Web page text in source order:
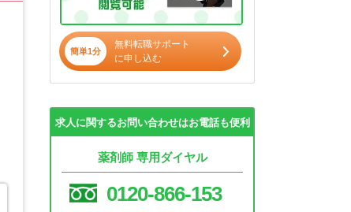
簡単1分
無料転職サポート
に申し込む
求人に関するお問い合わせはお電話も便利
薬剤師 専用ダイヤル
0120-866-153